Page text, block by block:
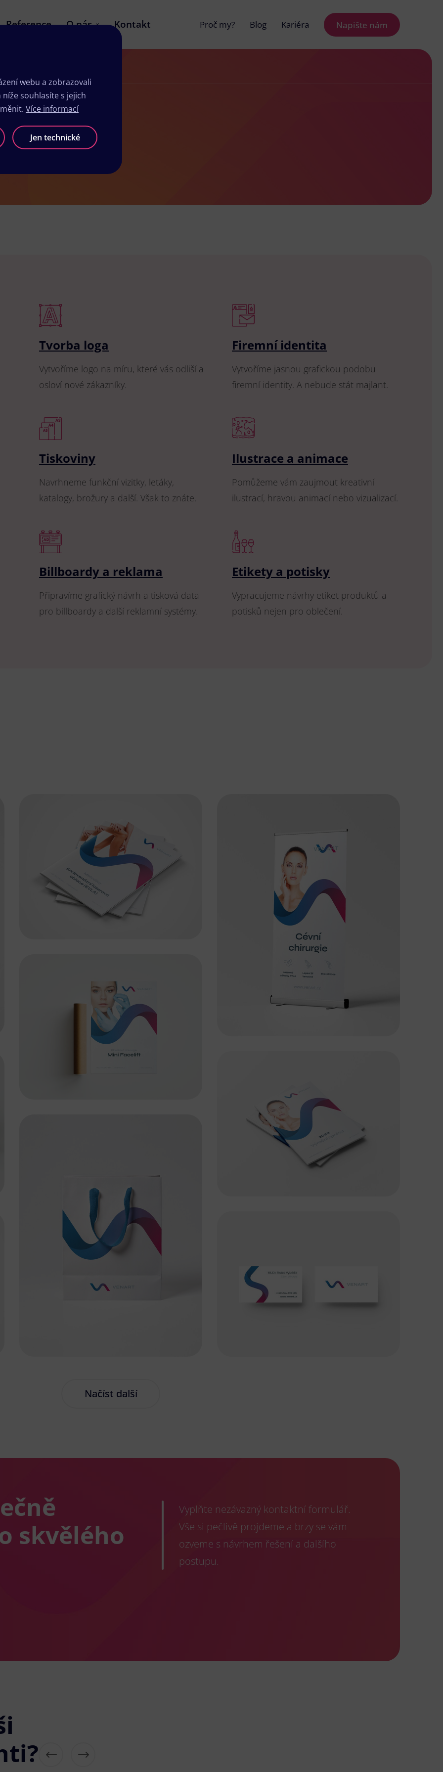
Reference O nás Kontakt Proč my? Blog Kariéra Napište nám
Tábor
Tvorba loga
Vytvoříme logo na míru, které vás odliší a
osloví nové zákazníky.
Firemní identita
Vytvoříme jasnou grafickou podobu
firemní identity. A nebude stát majlant.
Tiskoviny
Navrhneme funkční vizitky, letáky,
katalogy, brožury a další. Však to znáte.
Ilustrace a animace
Pomůžeme vám zaujmout kreativní
ilustrací, hravou animací nebo vizualizací.
Billboardy a reklama
Připravíme grafický návrh a tisková data
pro billboardy a další reklamní systémy.
Etikety a potisky
Vypracujeme návrhy etiket produktů a
potisků nejen pro oblečení.
Načíst další
skvělého
Vyplňte nezávazný kontaktní formulář.
Vše si pečlivě projdeme a brzy se vám
ozveme s návrhem řešení a dalšího
postupu.
webu a zobrazovali
souhlasíte s jejich
Více informací
Jen technické